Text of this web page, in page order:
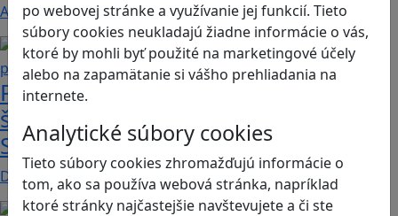
po webovej stránke a využívanie jej funkcií. Tieto
súbory cookies neukladajú žiadne informácie o vás,
ktoré by mohli byť použité na marketingové účely
alebo na zapamätanie si vášho prehliadania na
internete.
Analytické súbory cookies
Tieto súbory cookies zhromažďujú informácie o
tom, ako sa používa webová stránka, napríklad
ktoré stránky najčastejšie navštevujete a či ste
Ak máte doma malých hráčov, ktorí ale zaostávajú…
Počítačové hry hrajú prakticky všetci
školáci a aj štyria z piatich rodičov.
Spolu si zahrá len polovica rodín
Deväť z desiatich školákov hrá digitálne hry…